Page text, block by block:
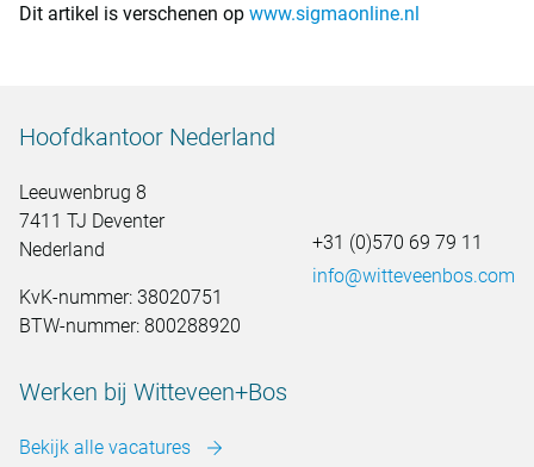
Dit artikel is verschenen op www.sigmaonline.nl
Hoofdkantoor Nederland
Leeuwenbrug 8
7411 TJ Deventer
Nederland
KvK-nummer: 38020751
BTW-nummer: 800288920
+31 (0)570 69 79 11
info@witteveenbos.com
Werken bij Witteveen+Bos
Bekijk alle vacatures